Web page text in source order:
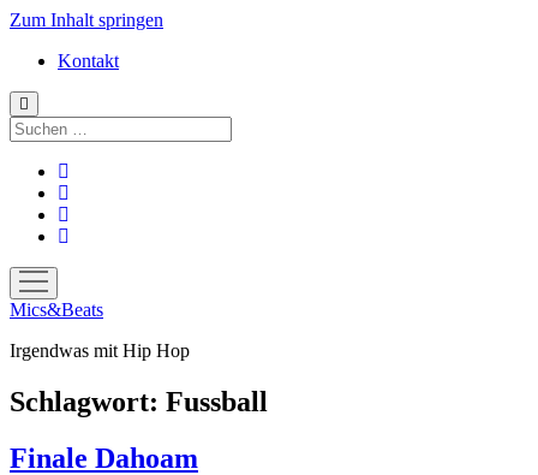
Zum Inhalt springen
Kontakt
Suchen
Menü
öffnen
Mics&Beats
Irgendwas mit Hip Hop
Schlagwort: Fussball
Finale Dahoam